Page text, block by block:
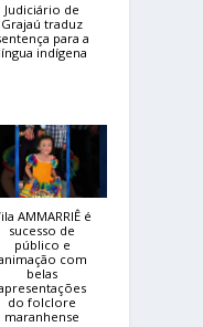
Judiciário de
Grajaú traduz
para a
língua indígena
AMMARRIÊ é
sucesso de
público e
com
belas
do folclore
maranhense